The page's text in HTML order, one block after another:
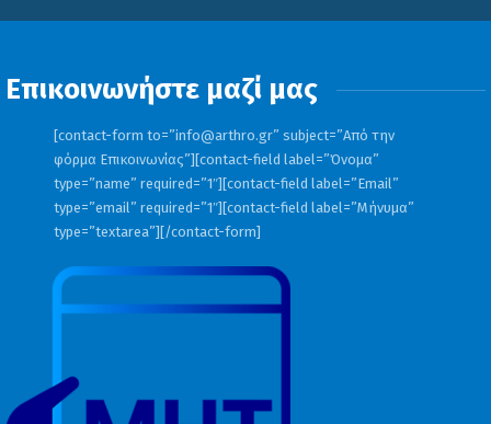
Επικοινωνήστε μαζί μας
[contact-form to=”info@arthro.gr” subject=”Από την
φόρμα Επικοινωνίας”][contact-field label=”Όνομα”
type=”name” required=”1″][contact-field label=”Email”
type=”email” required=”1″][contact-field label=”Μήνυμα”
type=”textarea”][/contact-form]